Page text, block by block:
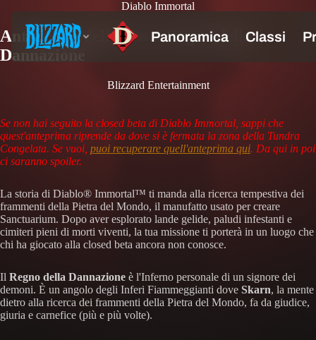
Diablo Immortal
Anteprima della zona: Regno della
Dannazione
Blizzard Entertainment
Se non hai seguito la closed beta di Diablo Immortal, sappi che
quest'anteprima riprende da dove si è fermata la zona della Tundra
Congelata. Se vuoi, puoi recuperare quell'anteprima qui. Da qui in poi
ci saranno spoiler.
La storia di Diablo® Immortal™ ti manda alla ricerca tempestiva dei
frammenti della Pietra del Mondo, il manufatto usato per creare
Sanctuarium. Dopo aver esplorato lande gelide, paludi infestanti e
cimiteri pieni di morti viventi, la tua missione ti porterà in un luogo che
chi ha giocato alla closed beta ancora non conosce.
Il Regno della Dannazione è l'Inferno personale di un signore dei
demoni. È un angolo degli Inferi Fiammeggianti dove Skarn, la mente
dietro alla ricerca dei frammenti della Pietra del Mondo, fa da giudice,
giuria e carnefice (più e più volte).